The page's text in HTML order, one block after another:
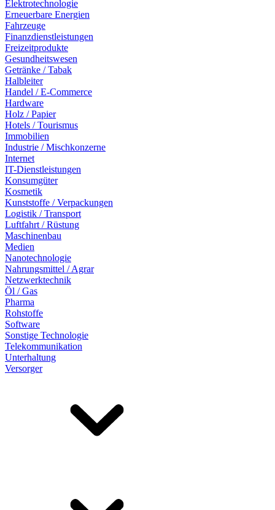
Elektrotechnologie
Erneuerbare Energien
Fahrzeuge
Finanzdienstleistungen
Freizeitprodukte
Gesundheitswesen
Getränke / Tabak
Halbleiter
Handel / E-Commerce
Hardware
Holz / Papier
Hotels / Tourismus
Immobilien
Industrie / Mischkonzerne
Internet
IT-Dienstleistungen
Konsumgüter
Kosmetik
Kunststoffe / Verpackungen
Logistik / Transport
Luftfahrt / Rüstung
Maschinenbau
Medien
Nanotechnologie
Nahrungsmittel / Agrar
Netzwerktechnik
Öl / Gas
Pharma
Rohstoffe
Software
Sonstige Technologie
Telekommunikation
Unterhaltung
Versorger